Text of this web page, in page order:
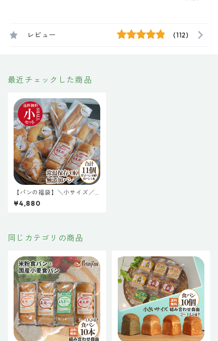
レビュー (112)
最近チェックした商品
【パンの福袋】＼小サイズ／
無添加 米粉パン 11個セット 常
温保存 米粉パン 米粉食パン 天
¥4,880
同じカテゴリの商品